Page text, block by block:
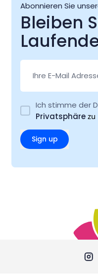
Abonnieren Sie
Bleiben
Ich stimme der
Privatsphäre zu
Sign up